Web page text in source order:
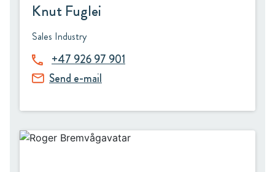
Knut Fuglei
Sales Industry
+47 926 97 901
Send e-mail